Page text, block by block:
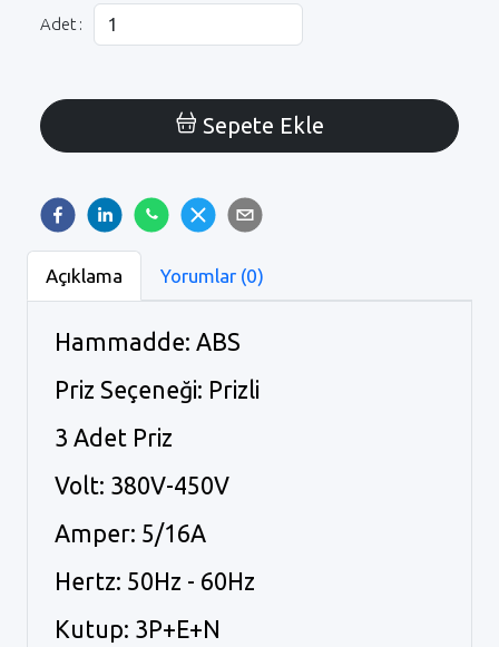
Adet :
Sepete Ekle
Açıklama Yorumlar (0)
Hammadde: ABS
Priz Seçeneği: Prizli
3 Adet Priz
Volt: 380V-450V
Amper: 5/16A
Hertz: 50Hz - 60Hz
Kutup: 3P+E+N